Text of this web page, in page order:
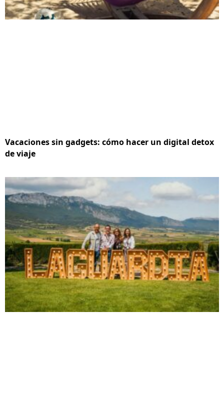
Vacaciones sin gadgets: cómo hacer un digital detox
de viaje